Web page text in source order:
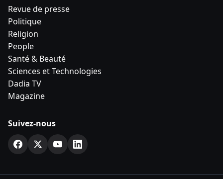
Revue de presse
Politique
Religion
People
Santé & Beauté
Sciences et Technologies
Dadia TV
Magazine
Suivez-nous